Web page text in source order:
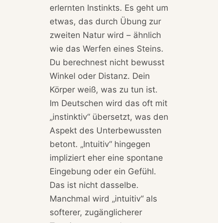
erlernten Instinkts. Es geht um
etwas, das durch Übung zur
zweiten Natur wird – ähnlich
wie das Werfen eines Steins.
Du berechnest nicht bewusst
Winkel oder Distanz. Dein
Körper weiß, was zu tun ist.
Im Deutschen wird das oft mit
„instinktiv“ übersetzt, was den
Aspekt des Unterbewussten
betont. „Intuitiv“ hingegen
impliziert eher eine spontane
Eingebung oder ein Gefühl.
Das ist nicht dasselbe.
Manchmal wird „intuitiv“ als
softerer, zugänglicherer